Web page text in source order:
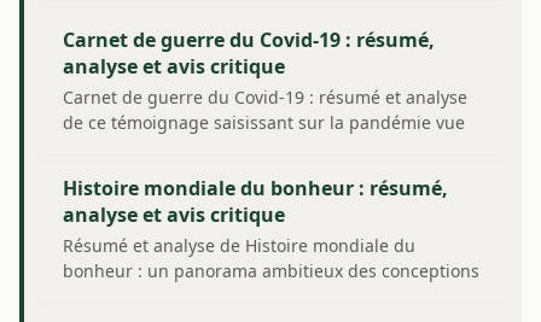
Carnet de guerre du Covid-19 : résumé,
analyse et avis critique
Carnet de guerre du Covid-19 : résumé et analyse
de ce témoignage saisissant sur la pandémie vue
Histoire mondiale du bonheur : résumé,
analyse et avis critique
Résumé et analyse de Histoire mondiale du
bonheur : un panorama ambitieux des conceptions